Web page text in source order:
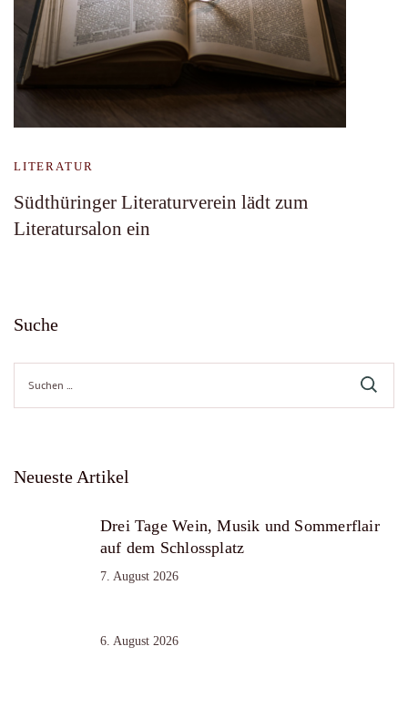
LITERATUR
Südthüringer Literaturverein lädt zum
Literatursalon ein
Suche
Suche
nach:
Neueste Artikel
Drei Tage Wein, Musik und Sommerflair
auf dem Schlossplatz
7. August 2026
6. August 2026